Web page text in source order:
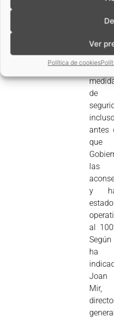
Ver
Política de cookies
fueron
las
de
antes
que
las
y
estado
al
Según
ha
Joan
Mir,